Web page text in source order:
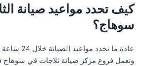
كيف تحدد مواعيد صيانة
سوهاج؟
عادة ما تحدد
وتعمل فروع مركز صيانة ثلاجات في سوهاج